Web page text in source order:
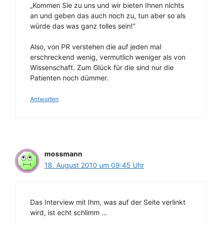
„Kommen Sie zu uns und wir bieten Ihnen nichts
an und geben das auch noch zu, tun aber so als
würde das was ganz tolles sein!“
Also, von PR verstehen die auf jeden mal
erschreckend wenig, vermutlich weniger als von
Wissenschaft. Zum Glück für die sind nur die
Patienten noch dümmer.
Antworten
mossmann
18. August 2010 um 09:45 Uhr
Das Interview mit Ihm, was auf der Seite verlinkt
wird, ist echt schlimm …